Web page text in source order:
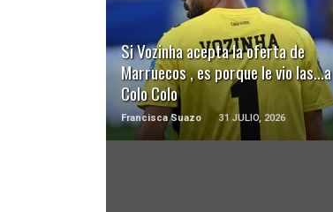
Si Vozinha acepta la oferta de
Marruecos , es porque le vio las…a
Colo Colo
Francisca Suazo 31 JULIO, 2026
LEER MÁS